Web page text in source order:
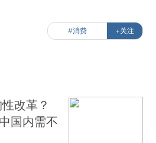
#消费 +关注
改革？
国内需不